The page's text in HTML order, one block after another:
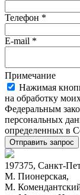
Телефон *
E-mail *
Примечание
Нажимая
на обработку
Федеральным
персональных
определенных в
Отправить запрос
197375, Санкт-
М. Пионерская,
М.